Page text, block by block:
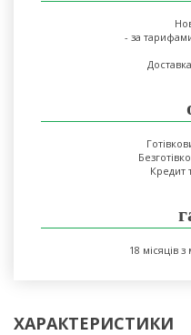
- за
Кредит
18 місяців
ХАРАКТЕРИСТИКИ